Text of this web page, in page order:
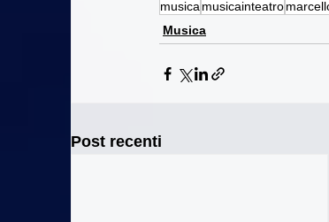
musica musicainteatro
Musica
Post recenti